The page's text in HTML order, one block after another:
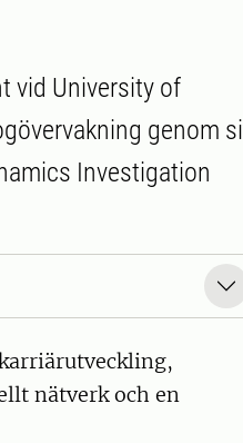
vid University of
genom
Investigation
nätverk och en